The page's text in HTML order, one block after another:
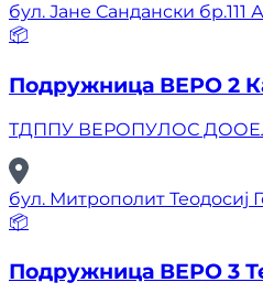
бул. Јане Сандански бр.111
📦
Подружница ВЕРО 2
ТДППУ ВЕРОПУЛОС
бул. Митрополит Теодосиј
📦
Подружница ВЕРО 3